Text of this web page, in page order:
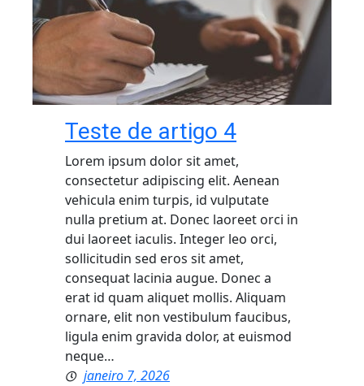
Teste de artigo 4
Lorem ipsum dolor sit amet,
consectetur adipiscing elit. Aenean
vehicula enim turpis, id vulputate
nulla pretium at. Donec laoreet orci in
dui laoreet iaculis. Integer leo orci,
sollicitudin sed eros sit amet,
consequat lacinia augue. Donec a
erat id quam aliquet mollis. Aliquam
ornare, elit non vestibulum faucibus,
ligula enim gravida dolor, at euismod
neque…
janeiro 7, 2026